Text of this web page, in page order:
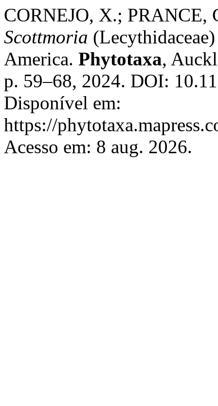
CORNEJO, X.; PRANCE,
Scottmoria
America. Phytotaxa,
p. 59–68, 2024. DOI:
Disponível em:
https://
Acesso em: 8 aug. 2026.